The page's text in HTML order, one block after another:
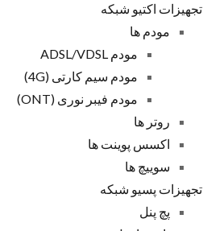
تجهیزات اکتیو شبکه
مودم ها
مودم ADSL/VDSL
مودم سیم کارتی (4G)
مودم فیبر نوری (ONT)
روتر ها
اکسس پوینت ها
سوییچ ها
تجهیزات پسیو شبکه
پچ پنل